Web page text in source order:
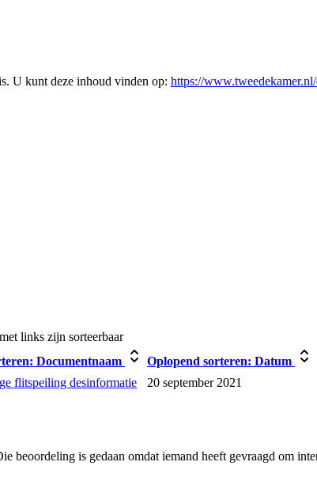
U kunt deze inhoud vinden op: https://
links zijn sorteerbaar
Documentnaam Oplopend sorteren: Datum
flitspeiling desinformatie 20 september 2021
beoordeling is gedaan omdat iemand heeft gevraagd om